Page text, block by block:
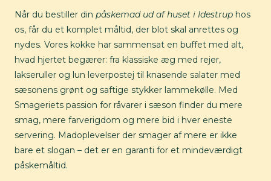
Når du bestiller din påskemad ud af huset i Idestrup hos
os, får du et komplet måltid, der blot skal anrettes og
nydes. Vores kokke har sammensat en buffet med alt,
hvad hjertet begærer: fra klassiske æg med rejer,
lakseruller og lun leverpostej til knasende salater med
sæsonens grønt og saftige stykker lammekølle. Med
Smageriets passion for råvarer i sæson finder du mere
smag, mere farverigdom og mere bid i hver eneste
servering. Madoplevelser der smager af mere er ikke
bare et slogan – det er en garanti for et mindeværdigt
påskemåltid.